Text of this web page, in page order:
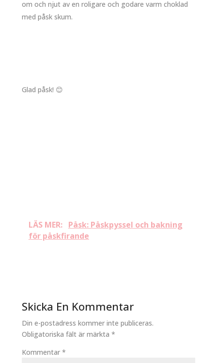
om och njut av en roligare och godare varm choklad
med påsk skum.
Glad påsk! 😊
LÄS MER: Påsk: Påskpyssel och bakning
för påskfirande
Skicka En Kommentar
Din e-postadress kommer inte publiceras.
Obligatoriska fält är märkta *
Kommentar *